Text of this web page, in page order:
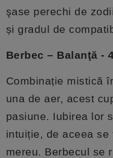
şase perechi de
și gradul de
Berbec – Balanţă -
Combinație mistică
una de aer, acest
pasiune. Iubirea lor
intuiție, de aceea se
mereu. Berbecul se